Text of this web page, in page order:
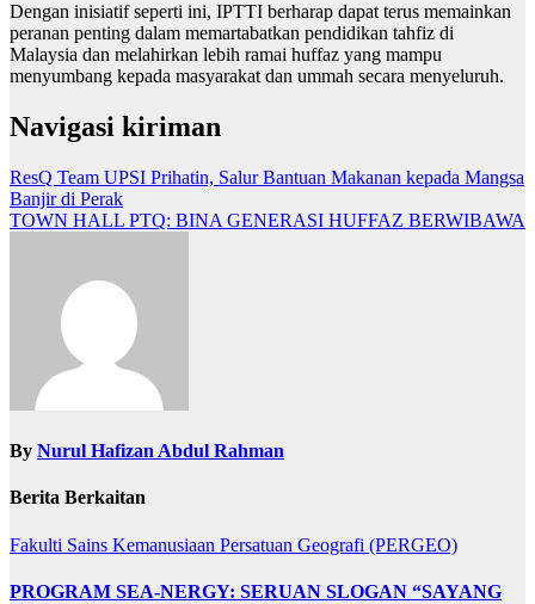
Dengan inisiatif seperti ini, IPTTI berharap dapat terus memainkan
peranan penting dalam memartabatkan pendidikan tahfiz di
Malaysia dan melahirkan lebih ramai huffaz yang mampu
menyumbang kepada masyarakat dan ummah secara menyeluruh.
Navigasi kiriman
ResQ Team UPSI Prihatin, Salur Bantuan Makanan kepada Mangsa
Banjir di Perak
TOWN HALL PTQ: BINA GENERASI HUFFAZ BERWIBAWA
By Nurul Hafizan Abdul Rahman
Berita Berkaitan
Fakulti Sains Kemanusiaan Persatuan Geografi (PERGEO)
PROGRAM SEA-NERGY: SERUAN SLOGAN “SAYANG